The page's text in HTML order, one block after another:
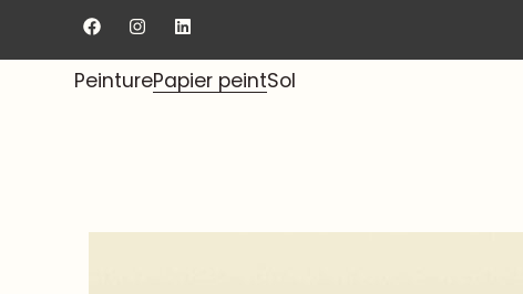
Livraison gratuite au showroom.
PeinturePapier peintSol